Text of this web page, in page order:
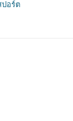
อร์ต